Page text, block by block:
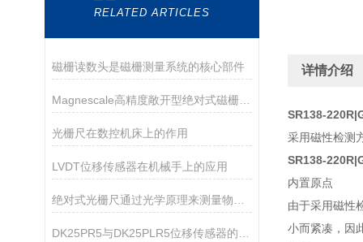
RELATED ARTICLES
磁栅读数头是磁栅测量系统的核心部件
Magnescale高精度敞开型绝对式磁栅尺特征及亮点
光栅尺在数控机床上的作用
LVDT位移传感器在机械手上的应用
详情介绍
SR138-
采用磁性检测
SR138-
内置原点
由于采用磁性
小而紧凑，因